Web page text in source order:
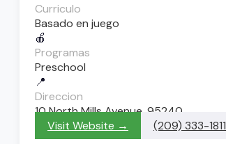
Curriculo
Basado en juego
🍎
Programas
Preschool
📍
Direccion
10 North Mills Avenue, 95240
Visit Website →
(209) 333-1811